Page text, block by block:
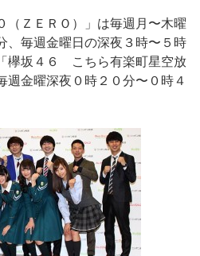
（ＺＥＲＯ）」は毎週月〜木曜
、毎週金曜日の深夜３時〜５時
欅坂４６ こちら有楽町星空放
週金曜深夜０時２０分〜０時４